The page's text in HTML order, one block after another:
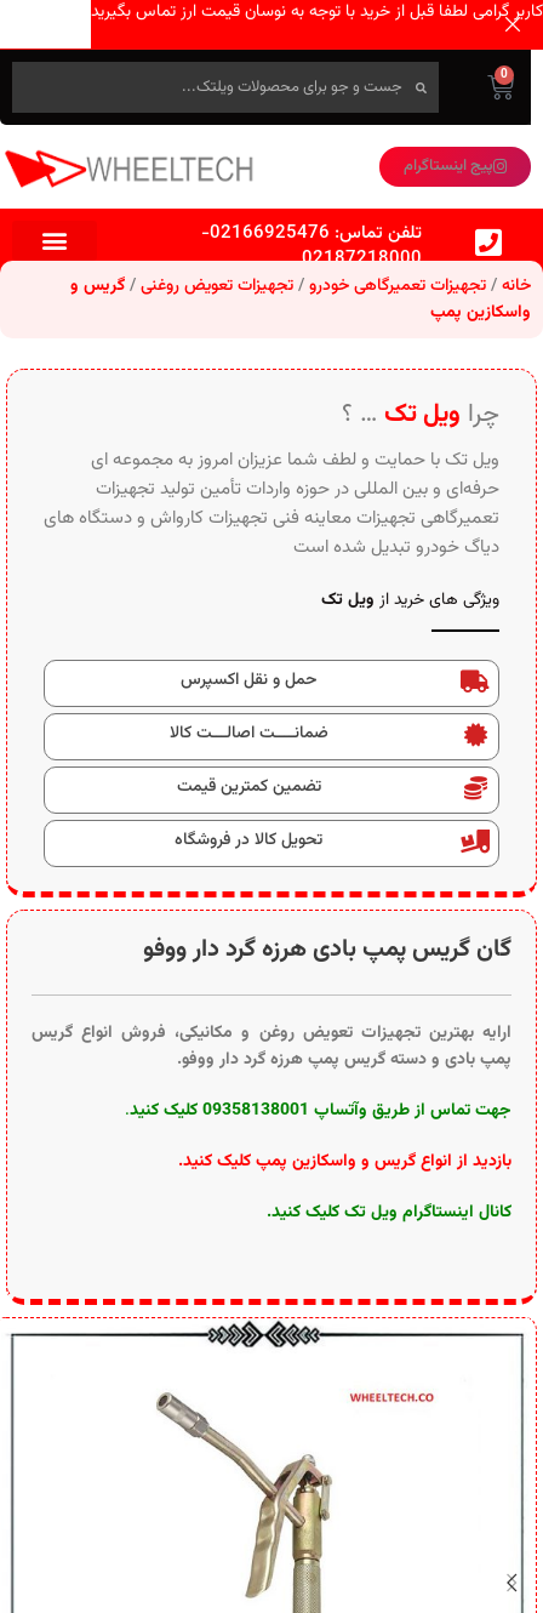
0
پیج اینستاگرام
تلفن تماس: 02166925476
-
02187218000
خانه تجهیزات تعمیرگاهی خودرو تجهیزات تعویض روغنی گریس و
واسکازین پمپ
گان گریس پمپ بادی هرزه گرد دار ووفو
ارایه بهترین تجهیزات تعویض روغن و مکانیکی، فروش انواع گریس
پمپ بادی و دسته گریس پمپ هرزه گرد دار ووفو.
جهت تماس از طریق وآتساپ 09358138001 کلیک کنید
.
بازدید از انواع گریس و واسکازین پمپ کلیک کنید.
کانال اینستاگرام ویل تک کلیک کنید.
چرا ویل تک … ؟
ویل تک با حمایت و لطف شما عزیزان امروز به مجموعه ای
حرفه‌ای و بین‌ المللی در حوزه واردات تأمین تولید تجهیزات
تعمیرگاهی تجهیزات معاینه فنی تجهیزات کارواش و دستگاه های
دیاگ خودرو تبدیل شده است
ویژگی های خرید از ویل تک
حمل و نقل اکسپرس
ضمانــــت اصالـــت کالا
تضمین کمترین قیمت
تحویل کالا در فروشگاه
کاربر گرامی لطفا قبل از خرید با توجه به نوسان قیمت ارز تماس بگیرید